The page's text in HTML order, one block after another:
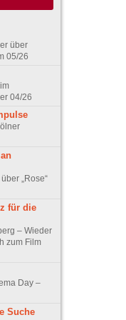
über
05/26
04/26
„Rose“
für die
– Wieder
zum Film
Day –
Suche